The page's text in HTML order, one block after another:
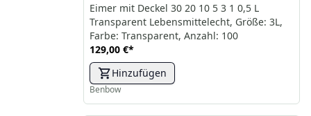
Eimer mit Deckel 30 20 10 5 3 1 0,5 L
Transparent Lebensmittelecht, Größe: 3L,
Farbe: Transparent, Anzahl: 100
129,00 €*
Hinzufügen
Benbow